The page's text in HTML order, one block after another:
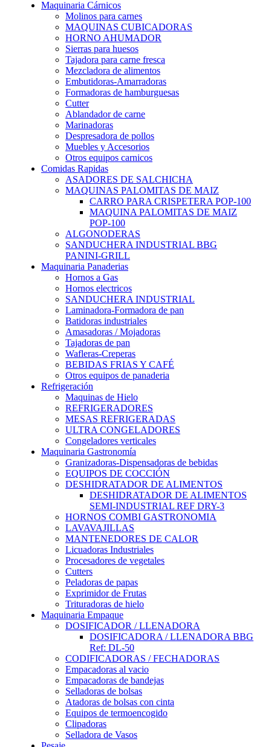
Maquinaria Cárnicos
Molinos para carnes
MAQUINAS CUBICADORAS
HORNO AHUMADOR
Sierras para huesos
Tajadora para carne fresca
Mezcladora de alimentos
Embutidoras-Amarradoras
Formadoras de hamburguesas
Cutter
Ablandador de carne
Marinadoras
Despresadora de pollos
Muebles y Accesorios
Otros equipos carnicos
Comidas Rapidas
ASADORES DE SALCHICHA
MAQUINAS PALOMITAS DE MAIZ
CARRO PARA CRISPETERA POP-100
MAQUINA PALOMITAS DE MAIZ
POP-100
ALGONODERAS
SANDUCHERA INDUSTRIAL BBG
PANINI-GRILL
Maquinaria Panaderias
Hornos a Gas
Hornos electricos
SANDUCHERA INDUSTRIAL
Laminadora-Formadora de pan
Batidoras industriales
Amasadoras / Mojadoras
Tajadoras de pan
Wafleras-Creperas
BEBIDAS FRIAS Y CAFÉ
Otros equipos de panaderia
Refrigeración
Maquinas de Hielo
REFRIGERADORES
MESAS REFRIGERADAS
ULTRA CONGELADORES
Congeladores verticales
Maquinaria Gastronomía
Granizadoras-Dispensadoras de bebidas
EQUIPOS DE COCCIÓN
DESHIDRATADOR DE ALIMENTOS
DESHIDRATADOR DE ALIMENTOS
SEMI-INDUSTRIAL REF DRY-3
HORNOS COMBI GASTRONOMIA
LAVAVAJILLAS
MANTENEDORES DE CALOR
Licuadoras Industriales
Procesadores de vegetales
Cutters
Peladoras de papas
Exprimidor de Frutas
Trituradoras de hielo
Maquinaria Empaque
DOSIFICADOR / LLENADORA
DOSIFICADORA / LLENADORA BBG
Ref: DL-50
CODIFICADORAS / FECHADORAS
Empacadoras al vacio
Empacadoras de bandejas
Selladoras de bolsas
Atadoras de bolsas con cinta
Equipos de termoencogido
Clipadoras
Selladora de Vasos